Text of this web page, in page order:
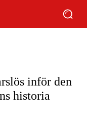
inför den
historia